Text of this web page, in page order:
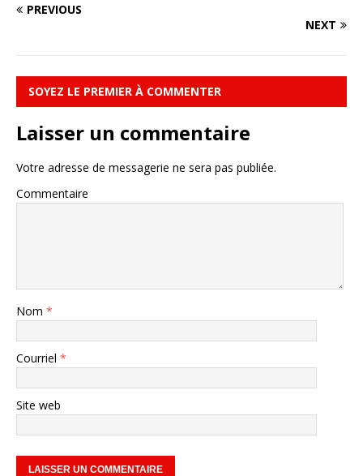
PREVIOUS
NEXT
SOYEZ LE PREMIER À COMMENTER
Laisser un commentaire
Votre adresse de messagerie ne sera pas publiée.
Commentaire
Nom *
Courriel *
Site web